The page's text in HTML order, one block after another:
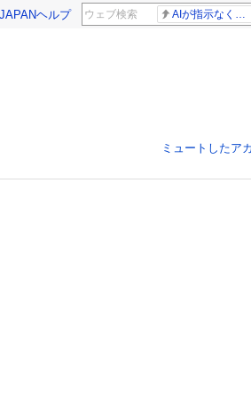
ヘルプ AIが指示なくサイバー攻撃
ミュートしたア